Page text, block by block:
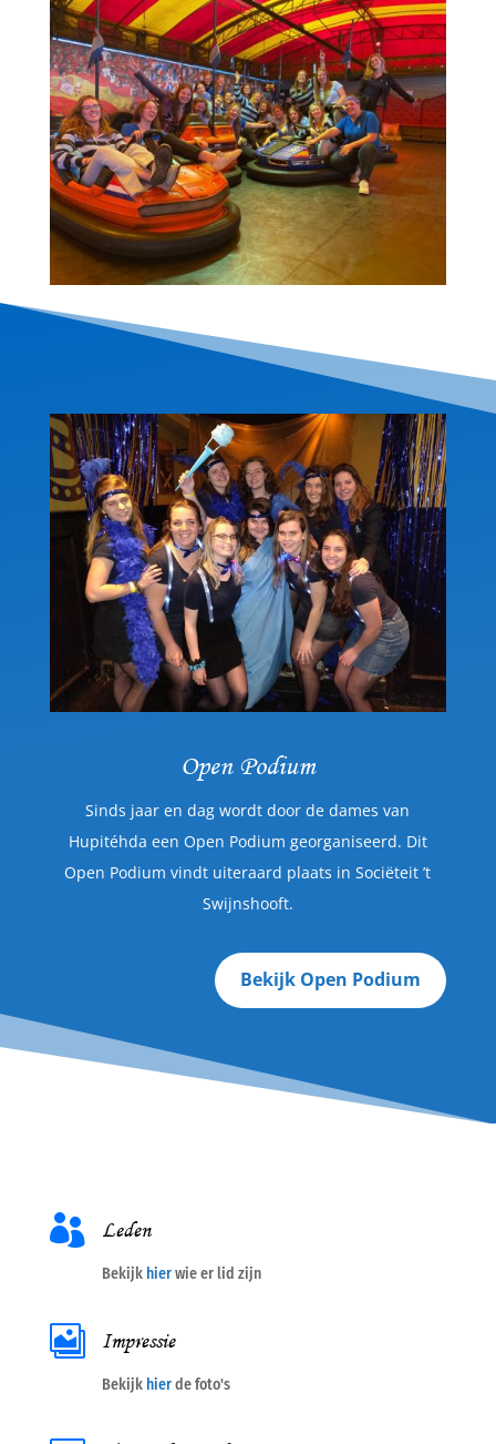
Open Podium
Sinds jaar en dag wordt door de dames van
Hupitéhda een Open Podium georganiseerd. Dit
Open Podium vindt uiteraard plaats in Sociëteit ’t
Swijnshooft.
Bekijk Open Podium
 Leden
Bekijk hierwie er lid zijn
 Impressie
Bekijk hierde foto's